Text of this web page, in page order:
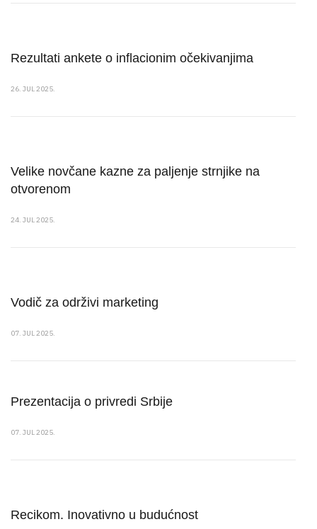
Rezultati ankete o inflacionim očekivanjima
26. JUL 2025.
Velike novčane kazne za paljenje strnjike na
otvorenom
24. JUL 2025.
Vodič za održivi marketing
07. JUL 2025.
Prezentacija o privredi Srbije
07. JUL 2025.
Recikom. Inovativno u budućnost